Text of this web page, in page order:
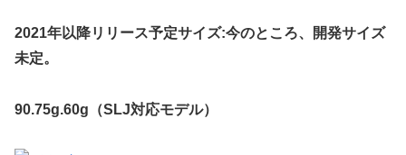
2021年以降リリース予定サイズ:今のところ、開発サイズ
未定。
90.75g.60g（SLJ対応モデル）